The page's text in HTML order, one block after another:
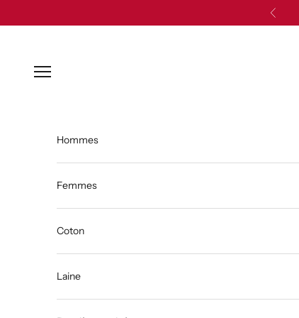
Ouvrir la navigation
Hommes
Femmes
Coton
Laine